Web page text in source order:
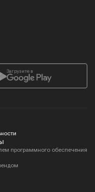
Загрузите в
программного обеспечения